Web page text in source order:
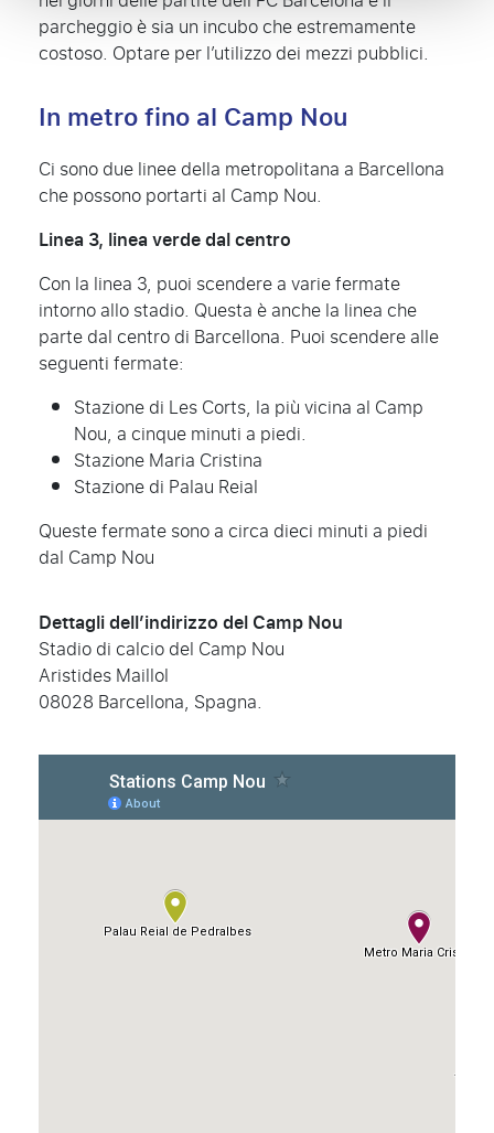
parcheggio è sia un incubo che estremamente
costoso. Optare per l’utilizzo dei mezzi pubblici.
In metro fino al Camp Nou
Ci sono due linee della metropolitana a Barcellona
che possono portarti al Camp Nou.
Linea 3, linea verde dal centro
Con la linea 3, puoi scendere a varie fermate
intorno allo stadio. Questa è anche la linea che
parte dal centro di Barcellona. Puoi scendere alle
seguenti fermate:
Stazione di Les Corts, la più vicina al Camp
Nou, a cinque minuti a piedi.
Stazione Maria Cristina
Stazione di Palau Reial
Queste fermate sono a circa dieci minuti a piedi
dal Camp Nou
Dettagli dell’indirizzo del Camp Nou
Stadio di calcio del Camp Nou
Aristides Maillol
08028 Barcellona, Spagna.